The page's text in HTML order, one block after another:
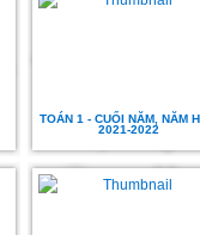
TOÁN 1 - CUỐI NĂM, NĂM
2021-2022